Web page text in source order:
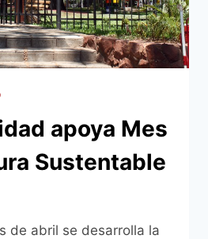
apoya Mes
Sustentable
de abril se desarrolla la